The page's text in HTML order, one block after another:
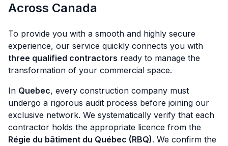
Across Canada
To provide you with a smooth and highly secure
experience, our service quickly connects you with
three qualified contractors ready to manage the
transformation of your commercial space.
In Quebec, every construction company must
undergo a rigorous audit process before joining our
exclusive network. We systematically verify that each
contractor holds the appropriate licence from the
Régie du bâtiment du Québec (RBQ). We confirm the